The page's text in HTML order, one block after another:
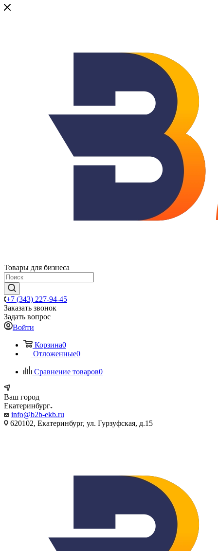
Товары для бизнеса
+7 (343) 227-94-45
Заказать звонок
Задать вопрос
Войти
Корзина0
Отложенные0
Сравнение товаров0
Ваш город
Екатеринбург
info@b2b-ekb.ru
620102, Екатеринбург, ул. Гурзуфская, д.15